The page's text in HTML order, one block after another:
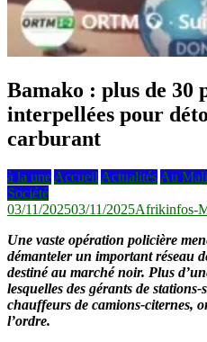
Bamako : plus de 30
interpellées pour
carburant
à la une Accueil Actualités Au Mali
Société
03/11/202503/11/2025Afrikinfos-
Une vaste opération policière
démanteler un important réseau
destiné au marché noir. Plus
lesquelles des gérants de stations-
chauffeurs de camions-citernes,
l’ordre.